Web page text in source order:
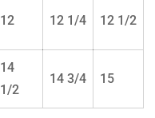
12 12 1/4 12 1/2
14
1/2
14 3/4 15